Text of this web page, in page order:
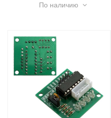
По наличию